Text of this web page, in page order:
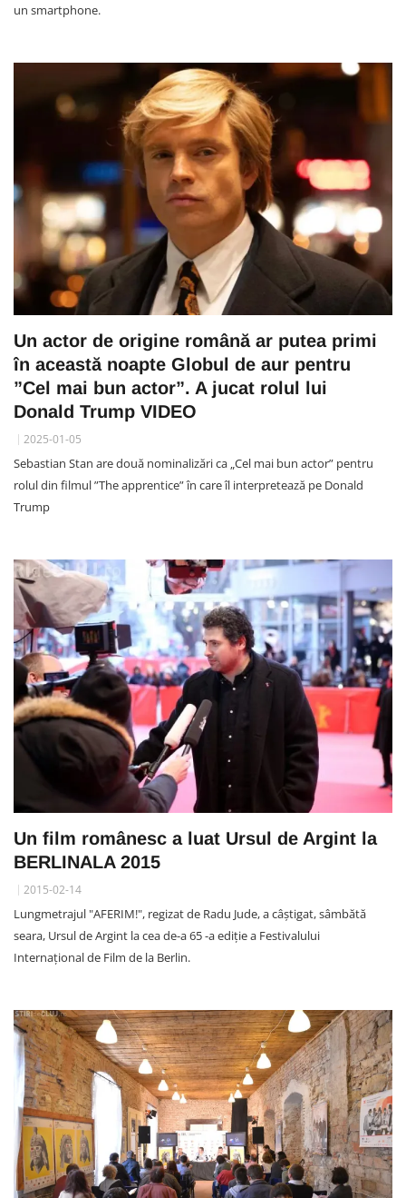
un smartphone.
Un actor de origine română ar putea primi
în această noapte Globul de aur pentru
”Cel mai bun actor”. A jucat rolul lui
Donald Trump VIDEO
2025-01-05
Sebastian Stan are două nominalizări ca „Cel mai bun actor” pentru
rolul din filmul ”The apprentice” în care îl interpretează pe Donald
Trump
Un film românesc a luat Ursul de Argint la
BERLINALA 2015
2015-02-14
Lungmetrajul "AFERIM!", regizat de Radu Jude, a câștigat, sâmbătă
seara, Ursul de Argint la cea de-a 65 -a ediție a Festivalului
Internațional de Film de la Berlin.